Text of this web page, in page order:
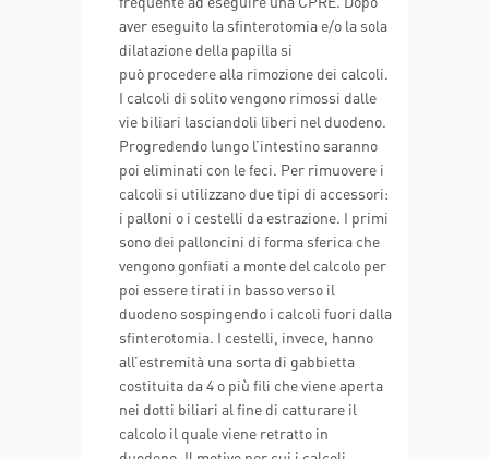
aver eseguito la sfinterotomia e/o la sola
dilatazione della papilla si
può procedere alla rimozione dei calcoli.
I calcoli di solito vengono rimossi dalle
vie biliari lasciandoli liberi nel duodeno.
Progredendo lungo l’intestino saranno
poi eliminati con le feci. Per rimuovere i
calcoli si utilizzano due tipi di accessori:
i palloni o i cestelli da estrazione. I primi
sono dei palloncini di forma sferica che
vengono gonfiati a monte del calcolo per
poi essere tirati in basso verso il
duodeno sospingendo i calcoli fuori dalla
sfinterotomia. I cestelli, invece, hanno
all’estremità una sorta di gabbietta
costituita da 4 o più fili che viene aperta
nei dotti biliari al fine di catturare il
calcolo il quale viene retratto in